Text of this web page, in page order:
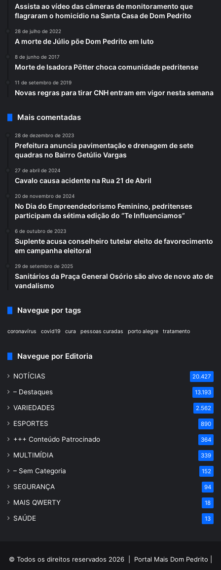
Assista ao vídeo das câmeras de monitoramento que
flagraram o homicídio na Santa Casa de Dom Pedrito
28 de julho de 2022
A morte de Júlio põe Dom Pedrito em luto
8 de junho de 2017
Morte de Isadora Pötter choca comunidade pedritense
11 de setembro de 2019
Novas regras para tirar CNH entram em vigor nesta semana
Mais comentadas
28 de dezembro de 2023
Prefeitura anuncia pavimentação e drenagem de sete
quadras no Bairro Getúlio Vargas
27 de abril de 2024
Cavalo causa acidente na Rua 21 de Abril
20 de novembro de 2024
No Dia do Empreendedorismo Feminino, pedritenses
participam da sétima edição do “Te Influenciamos”
6 de outubro de 2023
Suplente acusa conselheiro tutelar eleito de favorecimento
em campanha eleitoral
29 de setembro de 2025
Sanitários da Praça General Osório são alvo de novo ato de
vandalismo
Navegue por tags
coronavírus covid19 cura pessoas curadas porto alegre tratamento
Navegue por Editoria
NOTÍCIAS 20.427
– Destaques 13.193
VARIEDADES 2.562
ESPORTES 890
+++ Conteúdo Patrocinado 364
MULTIMÍDIA 339
– Sem Categoria 152
SEGURANÇA 94
MAIS QWERTY 18
SAÚDE 13
© Todos os direitos reservados 2026 | Portal Mais Dom Pedrito